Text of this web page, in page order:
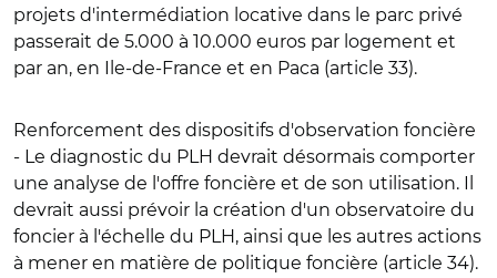
projets d'intermédiation locative dans le parc privé
passerait de 5.000 à 10.000 euros par logement et
par an, en Ile-de-France et en Paca (article 33).
Renforcement des dispositifs d'observation foncière
- Le diagnostic du PLH devrait désormais comporter
une analyse de l'offre foncière et de son utilisation. Il
devrait aussi prévoir la création d'un observatoire du
foncier à l'échelle du PLH, ainsi que les autres actions
à mener en matière de politique foncière (article 34).